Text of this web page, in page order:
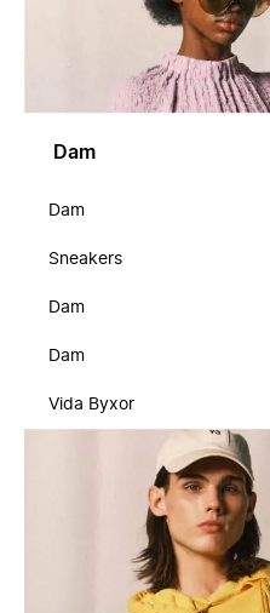
Dam
Dam
Sneakers
Dam
Dam
Vida Byxor